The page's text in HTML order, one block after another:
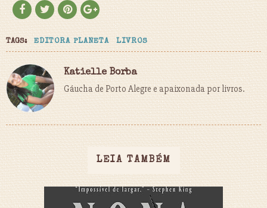
TAGS: EDITORA PLANETA LIVROS
Katielle Borba
Gáucha de Porto Alegre e apaixonada por livros.
LEIA TAMBÉM